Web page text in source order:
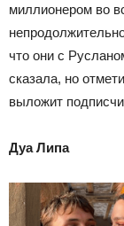
миллионером во
что они с
сказала, но
выложит
Дуа Липа